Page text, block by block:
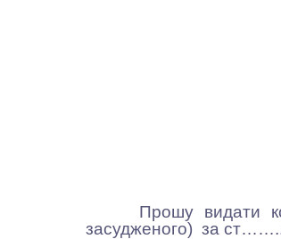
Прошу видати копію
засудженого) за